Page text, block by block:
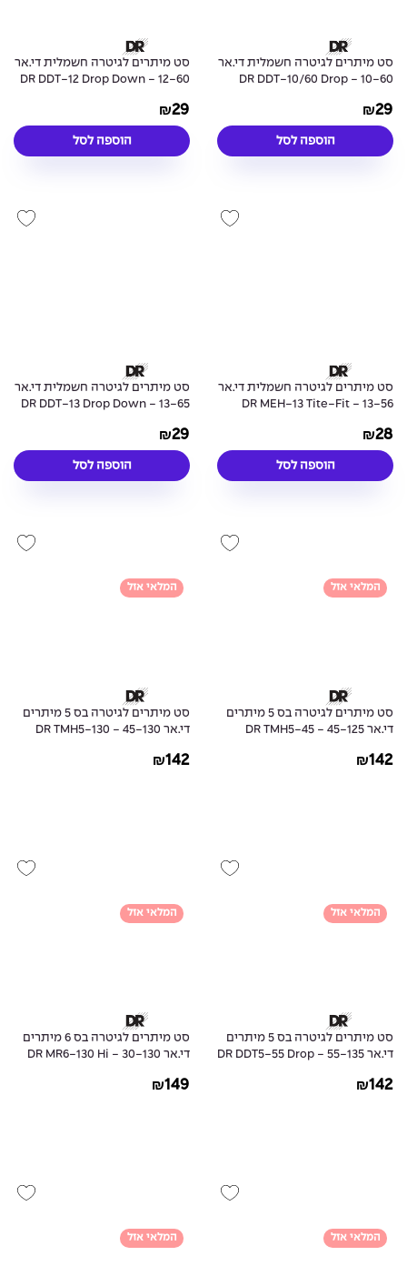
סט מיתרים לגיטרה חשמלית די.אר
10-60 - DR DDT-10/60 Drop
Strings
₪29
הוספה לסל
סט מיתרים לגיטרה חשמלית די.אר
12-60 - DR DDT-12 Drop Down
₪29
הוספה לסל
סט מיתרים לגיטרה חשמלית די.אר
13-56 - DR MEH-13 Tite-Fit
₪28
הוספה לסל
סט מיתרים לגיטרה חשמלית די.אר
13-65 - DR DDT-13 Drop Down
₪29
הוספה לסל
המלאי אזל
סט מיתרים לגיטרה בס 5 מיתרים
די.אר 45-125 - DR TMH5-45
5Strings
₪142
המלאי אזל
סט מיתרים לגיטרה בס 5 מיתרים
די.אר 45-130 - DR TMH5-130
5Strings
₪142
המלאי אזל
סט מיתרים לגיטרה בס 5 מיתרים
די.אר 55-135 - DR DDT5-55 Drop
₪142
המלאי אזל
סט מיתרים לגיטרה בס 6 מיתרים
די.אר 30-130 - DR MR6-130 Hi
₪149
המלאי אזל המלאי אזל